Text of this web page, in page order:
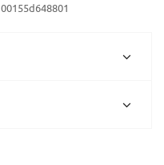
00155d648801